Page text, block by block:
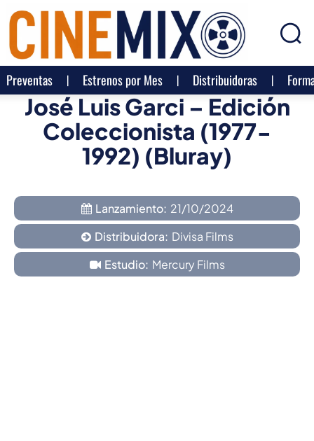
Preventas Estrenos por Mes Distribuidoras
José Luis Garci – Edición
Coleccionista (1977-
1992) (Bluray)
Lanzamiento: 21/10/2024
Distribuidora: Divisa Films
Estudio: Mercury Films